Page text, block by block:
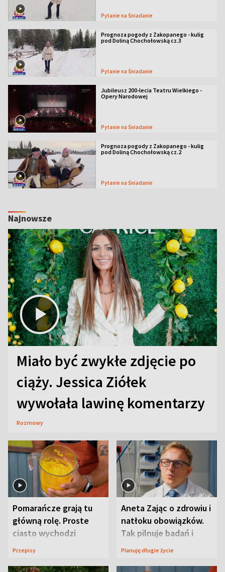
Pytanie na Śniadanie
Prognoza pogody z Zakopanego - kulig
pod Doliną Chochołowską cz.3
Pytanie na Śniadanie
Jubileusz 200-lecia Teatru Wielkiego -
Opery Narodowej
Pytanie na Śniadanie
Prognoza pogody z Zakopanego - kulig
pod Doliną Chochołowską cz.2
Pytanie na Śniadanie
Najnowsze
Miało być zwykłe zdjęcie po
ciąży. Jessica Ziółek
wywołała lawinę komentarzy
Rozmowy
Pomarańcze grają tu
główną rolę. Proste
ciasto wychodzi
wyjątkowo wilgotne
Przepisy
Aneta Zając o zdrowiu i
natłoku obowiązków.
Tak pilnuje badań i
wizyt
Planuję długie życie